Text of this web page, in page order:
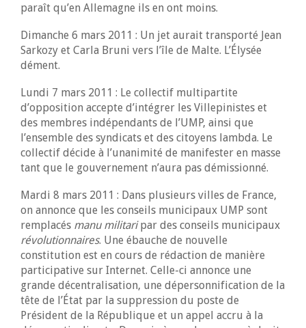
paraît qu’en Allemagne ils en ont moins.
Dimanche 6 mars 2011 : Un jet aurait transporté Jean
Sarkozy et Carla Bruni vers l’île de Malte. L’Élysée
dément.
Lundi 7 mars 2011 : Le collectif multipartite
d’opposition accepte d’intégrer les Villepinistes et
des membres indépendants de l’UMP, ainsi que
l’ensemble des syndicats et des citoyens lambda. Le
collectif décide à l’unanimité de manifester en masse
tant que le gouvernement n’aura pas démissionné.
Mardi 8 mars 2011 : Dans plusieurs villes de France,
on annonce que les conseils municipaux UMP sont
remplacés manu militaripar des conseils municipaux
révolutionnaires. Une ébauche de nouvelle
constitution est en cours de rédaction de manière
participative sur Internet. Celle-ci annonce une
grande décentralisation, une dépersonnification de la
tête de l’État par la suppression du poste de
Président de la République et un appel accru à la